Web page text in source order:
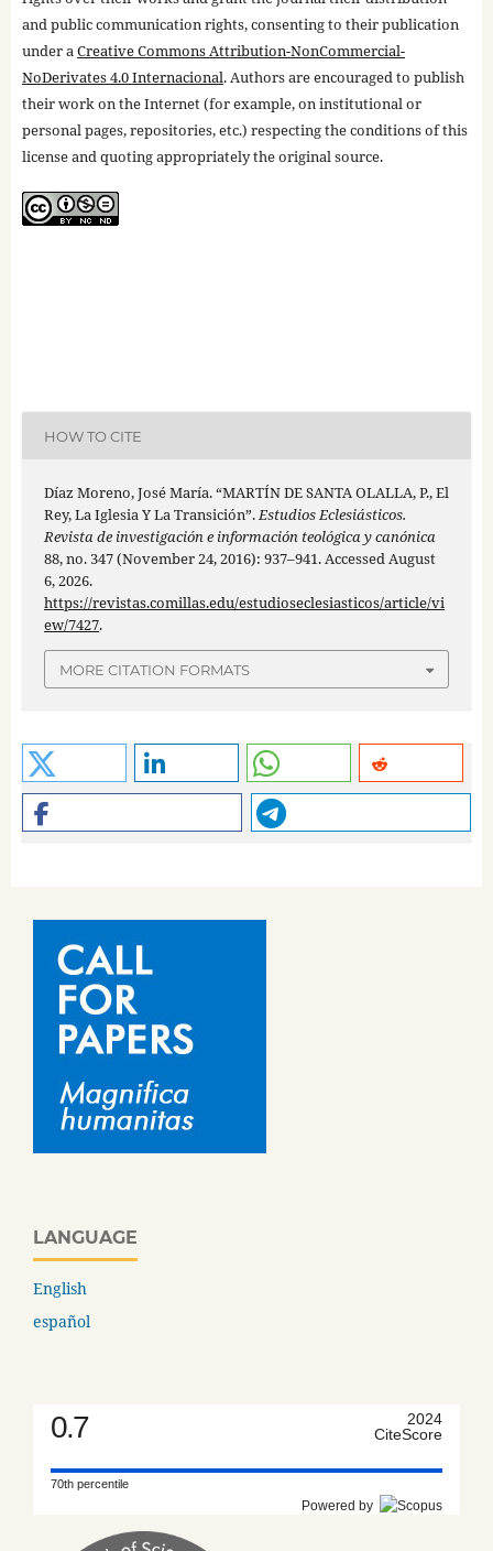
and public communication rights, consenting to their publication
under aCreative Commons Attribution-NonCommercial-
NoDerivates 4.0 Internacional. Authors are encouraged to publish
their work on the Internet (for example, on institutional or
personal pages, repositories, etc.) respecting the conditions of this
license and quoting appropriately the original source.
HOW TO CITE
Díaz Moreno, José María. “MARTÍN DE SANTA OLALLA, P., El
Rey, La Iglesia Y La Transición”.Estudios Eclesiásticos.
Revista de investigación e información teológica y canónica
88, no. 347 (November 24, 2016): 937–941. Accessed August
6, 2026.
https://revistas.comillas.edu/estudioseclesiasticos/article/vi
ew/7427.
MORE CITATION FORMATS
LANGUAGE
English
español
0.7
2024
CiteScore
70th percentile
Powered by